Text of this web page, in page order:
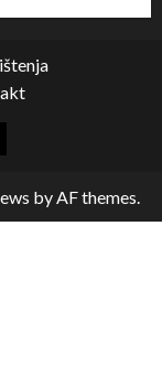
by AF themes.